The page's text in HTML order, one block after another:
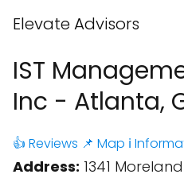
Elevate Advisors
IST
Inc - Atlanta,
👍 Reviews 📌 Map ℹ️
Address: 1341